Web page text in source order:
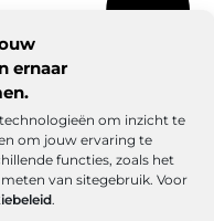
ernaar
om inzicht te
om jouw ervaring te
functies, zoals het
van sitegebruik. Voor
.